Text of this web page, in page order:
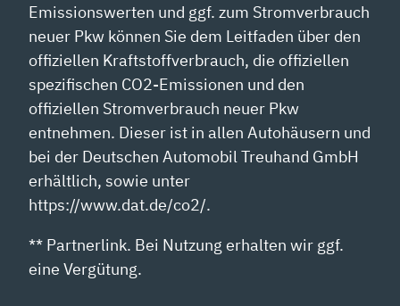
Emissionswerten und ggf. zum Stromverbrauch
neuer Pkw können Sie dem Leitfaden über den
offiziellen Kraftstoffverbrauch, die offiziellen
spezifischen CO2-Emissionen und den
offiziellen Stromverbrauch neuer Pkw
entnehmen. Dieser ist in allen Autohäusern und
bei der Deutschen Automobil Treuhand GmbH
erhältlich, sowie unter
https://www.dat.de/co2/.
** Partnerlink. Bei Nutzung erhalten wir ggf.
eine Vergütung.